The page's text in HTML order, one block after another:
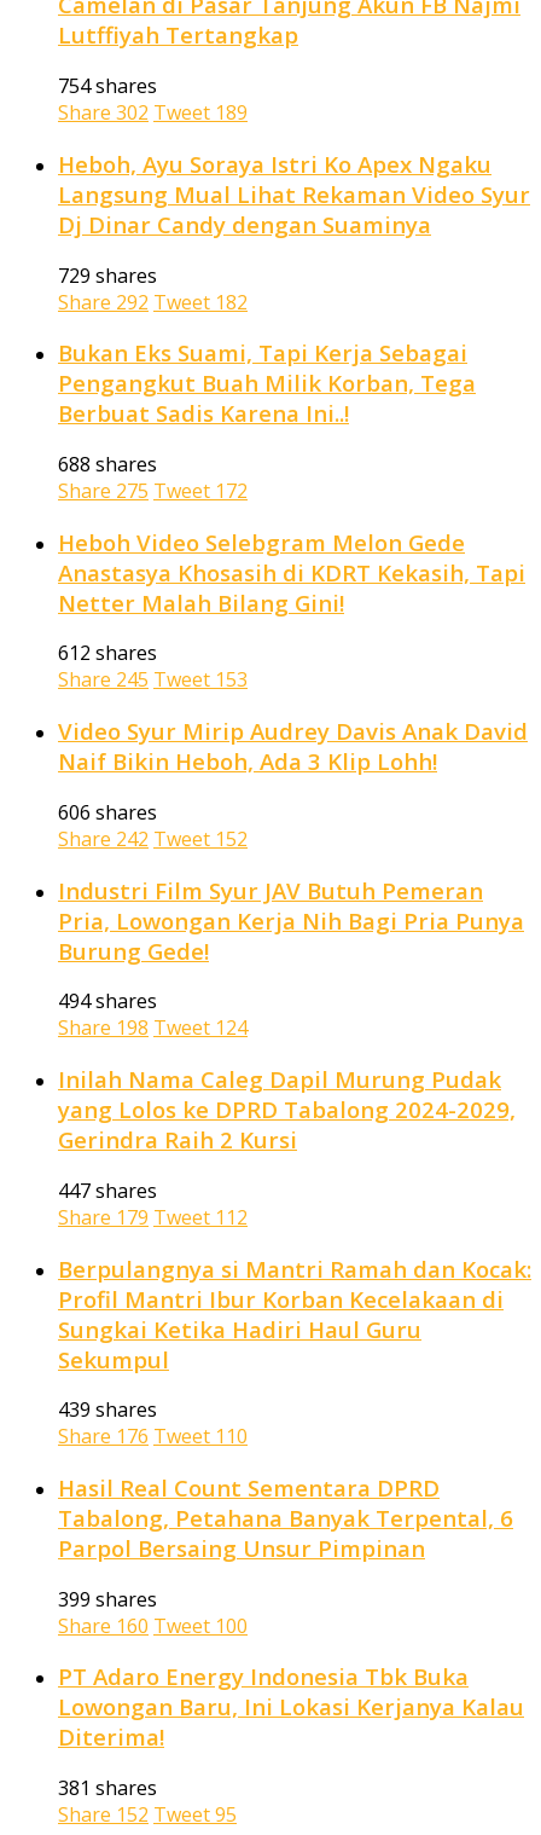
Lutffiyah Tertangkap
754 shares
Share 302 Tweet 189
Heboh, Ayu Soraya Istri Ko Apex Ngaku
Langsung Mual Lihat Rekaman Video Syur
Dj Dinar Candy dengan Suaminya
729 shares
Share 292 Tweet 182
Bukan Eks Suami, Tapi Kerja Sebagai
Pengangkut Buah Milik Korban, Tega
Berbuat Sadis Karena Ini..!
688 shares
Share 275 Tweet 172
Heboh Video Selebgram Melon Gede
Anastasya Khosasih di KDRT Kekasih, Tapi
Netter Malah Bilang Gini!
612 shares
Share 245 Tweet 153
Video Syur Mirip Audrey Davis Anak David
Naif Bikin Heboh, Ada 3 Klip Lohh!
606 shares
Share 242 Tweet 152
Industri Film Syur JAV Butuh Pemeran
Pria, Lowongan Kerja Nih Bagi Pria Punya
Burung Gede!
494 shares
Share 198 Tweet 124
Inilah Nama Caleg Dapil Murung Pudak
yang Lolos ke DPRD Tabalong 2024-2029,
Gerindra Raih 2 Kursi
447 shares
Share 179 Tweet 112
Berpulangnya si Mantri Ramah dan Kocak:
Profil Mantri Ibur Korban Kecelakaan di
Sungkai Ketika Hadiri Haul Guru
Sekumpul
439 shares
Share 176 Tweet 110
Hasil Real Count Sementara DPRD
Tabalong, Petahana Banyak Terpental, 6
Parpol Bersaing Unsur Pimpinan
399 shares
Share 160 Tweet 100
PT Adaro Energy Indonesia Tbk Buka
Lowongan Baru, Ini Lokasi Kerjanya Kalau
Diterima!
381 shares
Share 152 Tweet95